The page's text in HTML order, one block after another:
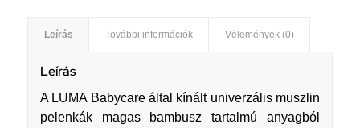
Leírás További információk Vélemények (0)
Leírás
A LUMA Babycare által kínált univerzális muszlin
pelenkák magas bambusz tartalmú anyagból